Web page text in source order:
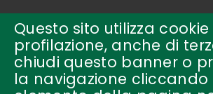
Questo sito utilizza
profilazione, anche di
chiudi questo banner o
la navigazione cliccando